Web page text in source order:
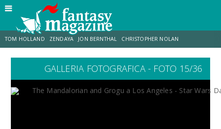
TOM HOLLAND ZENDAYA JON BERNTHAL CHRISTOPHER NOLAN
LUCCA COMICS & GAMES ODISSEA CHRIS MCKENNA
GALLERIA FOTOGRAFICA - FOTO 15/36